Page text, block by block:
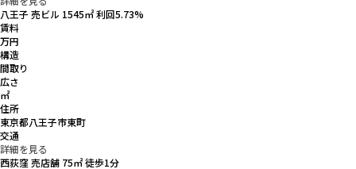
八王子 売ビル 1545㎡ 利回5.73%
賃料
万円
構造
間取り
広さ
㎡
住所
東京都八王子市東町
交通
詳細を見る
西荻窪 売店舗 75㎡ 徒歩1分